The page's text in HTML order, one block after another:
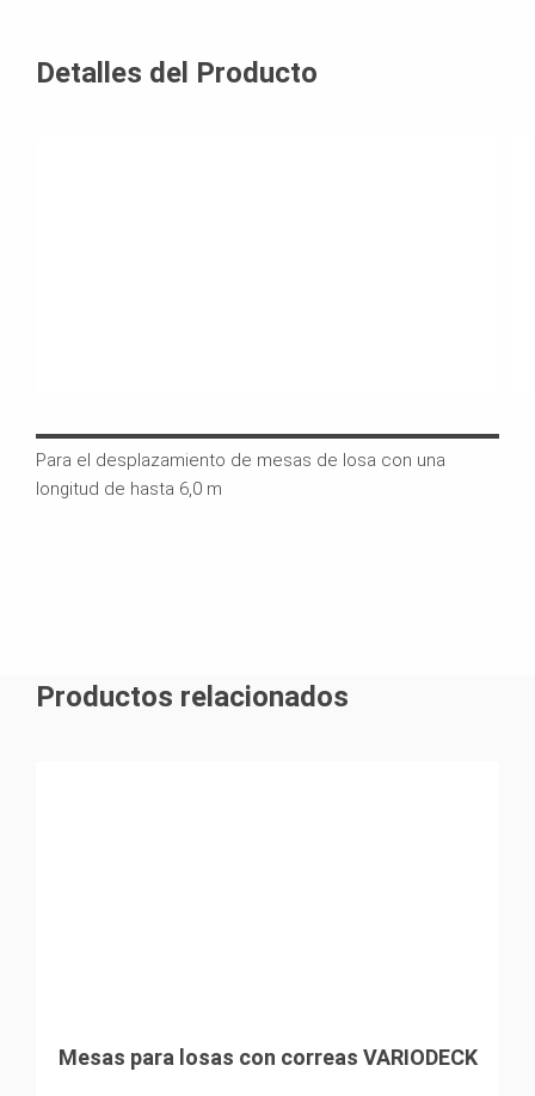
Detalles del Producto
Para el desplazamiento de mesas de losa con una
longitud de hasta 6,0 m
Productos relacionados
Mesas para losas con correas VARIODECK